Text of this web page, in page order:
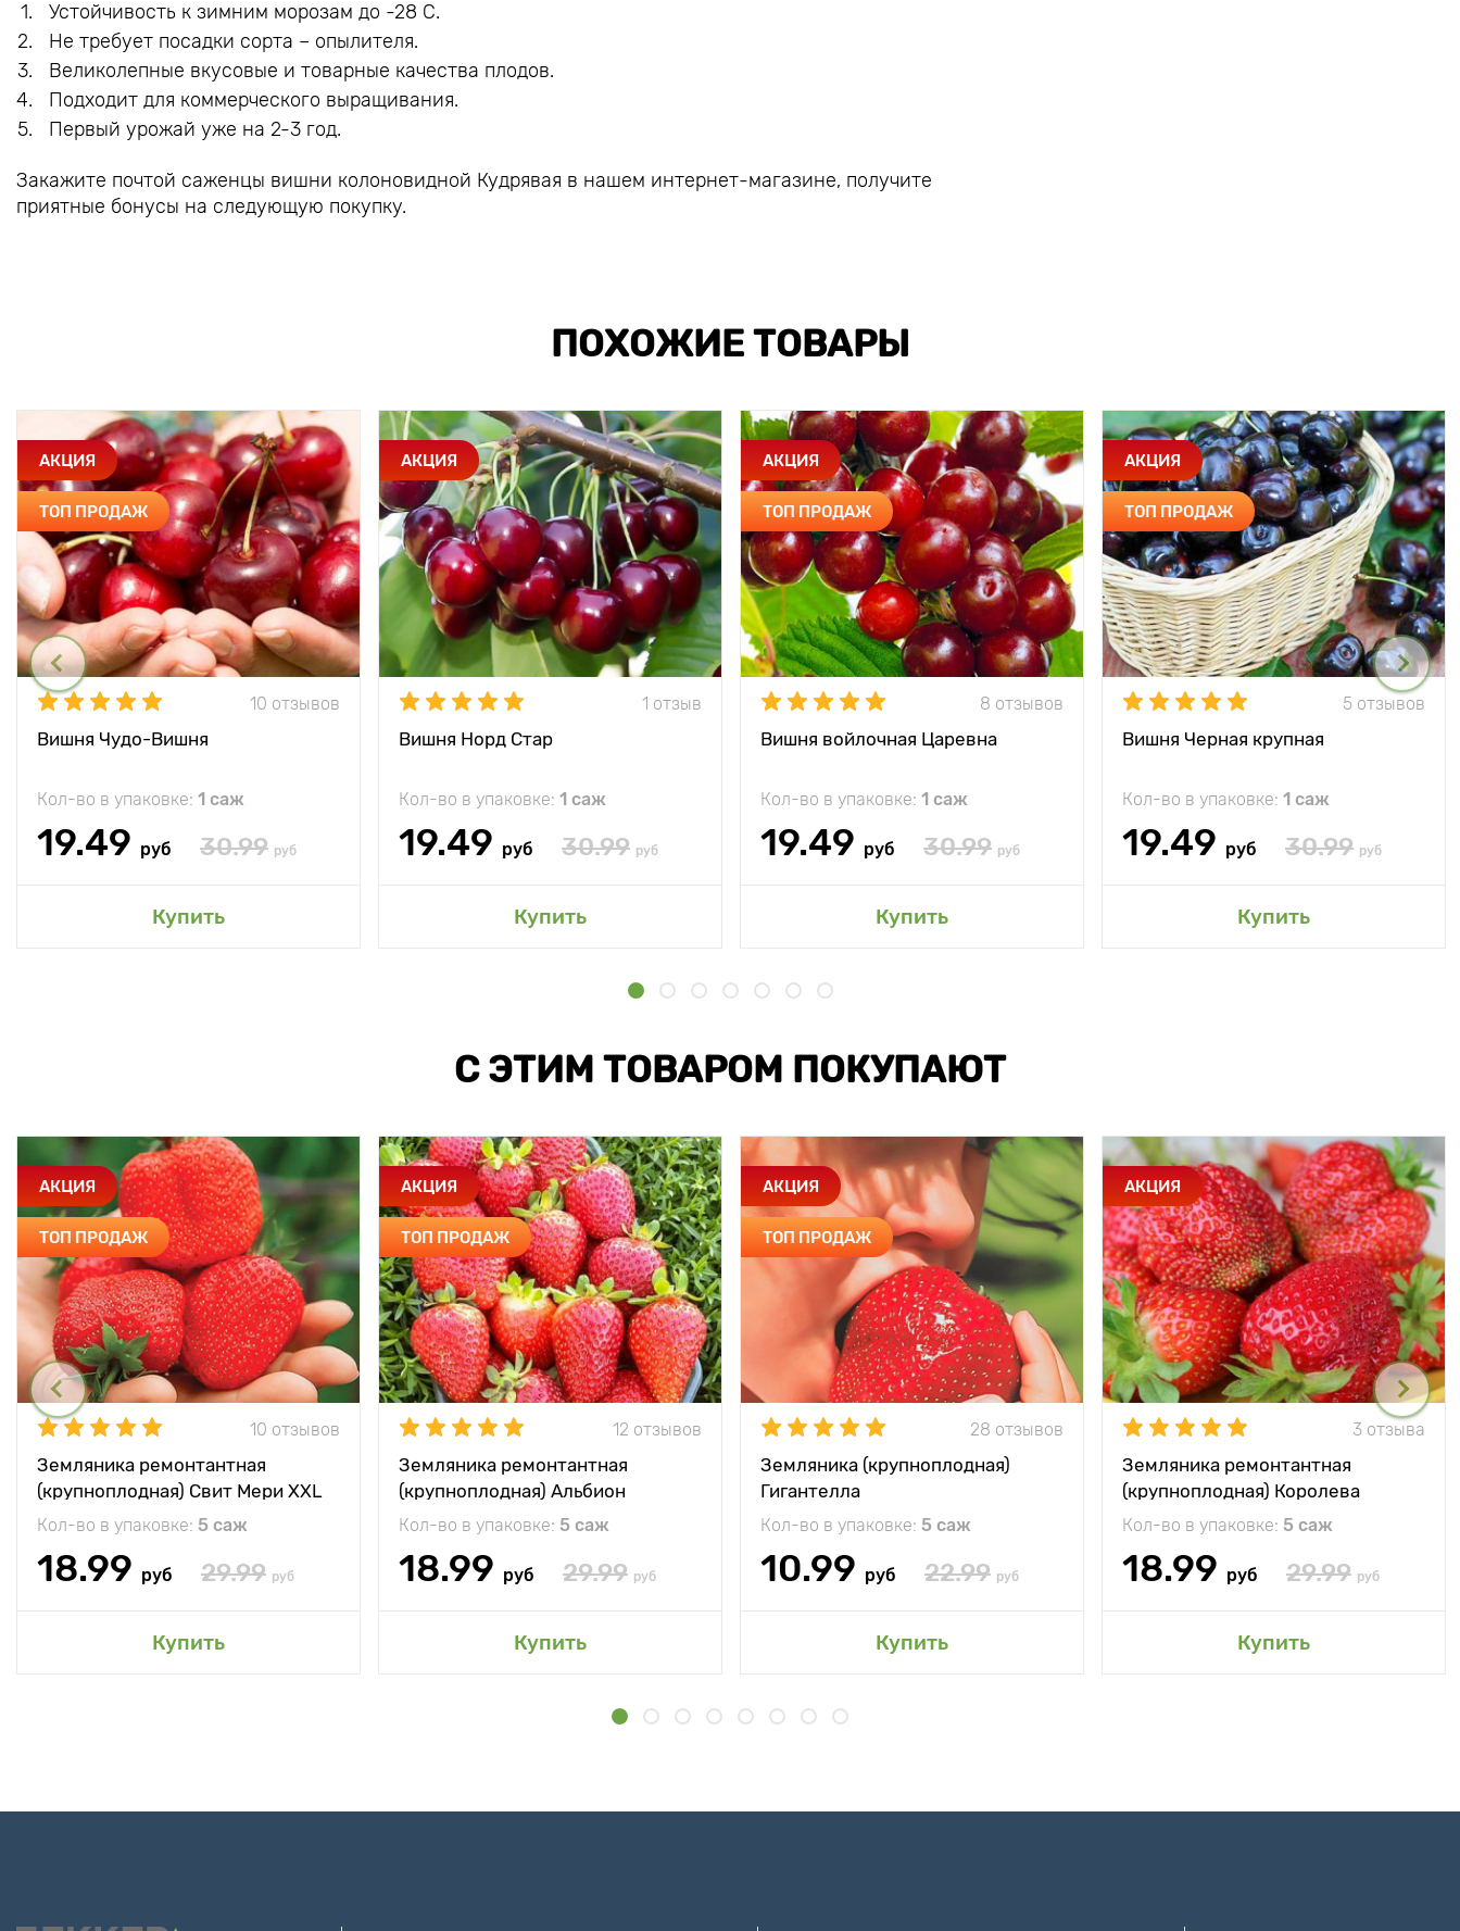
Устойчивость к зимним морозам до -28 C.
Не требует посадки сорта – опылителя.
Великолепные вкусовые и товарные качества плодов.
Подходит для коммерческого выращивания.
Первый урожай уже на 2-3 год.
Закажите почтой саженцы вишни колоновидной Кудрявая в нашем интернет-магазине, получите
приятные бонусы на следующую покупку.
ПОХОЖИЕ ТОВАРЫ
АКЦИЯ
ТОП ПРОДАЖ
10 отзывов
Вишня Чудо-Вишня
Кол-во в упаковке: 1 саж
19.49 руб 30.99 руб
Купить
АКЦИЯ
1 отзыв
Вишня Норд Стар
Кол-во в упаковке: 1 саж
19.49 руб 30.99 руб
Купить
АКЦИЯ
ТОП ПРОДАЖ
8 отзывов
Вишня войлочная Царевна
Кол-во в упаковке: 1 саж
19.49 руб 30.99 руб
Купить
АКЦИЯ
ТОП ПРОДАЖ
5 отзывов
Вишня Черная крупная
Кол-во в упаковке: 1 саж
19.49 руб 30.99 руб
Купить
С ЭТИМ ТОВАРОМ ПОКУПАЮТ
АКЦИЯ
ТОП ПРОДАЖ
10 отзывов
Земляника ремонтантная
(крупноплодная) Свит Мери XXL
Кол-во в упаковке: 5 саж
18.99 руб 29.99 руб
Купить
АКЦИЯ
ТОП ПРОДАЖ
12 отзывов
Земляника ремонтантная
(крупноплодная) Альбион
Кол-во в упаковке: 5 саж
18.99 руб 29.99 руб
Купить
АКЦИЯ
ТОП ПРОДАЖ
28 отзывов
Земляника (крупноплодная)
Гигантелла
Кол-во в упаковке: 5 саж
10.99 руб 22.99 руб
Купить
АКЦИЯ
3 отзыва
Земляника ремонтантная
(крупноплодная) Королева
Елизавета
Кол-во в упаковке: 5 саж
18.99 руб 29.99 руб
Купить